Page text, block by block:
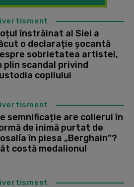
înstrăinat al Siei a
o declarație șocantă
sobrietatea artistei,
plin scandal privind
copilului
semnificație are colierul în
de inimă purtat de
în piesa „Berghain”?
costă medalionul